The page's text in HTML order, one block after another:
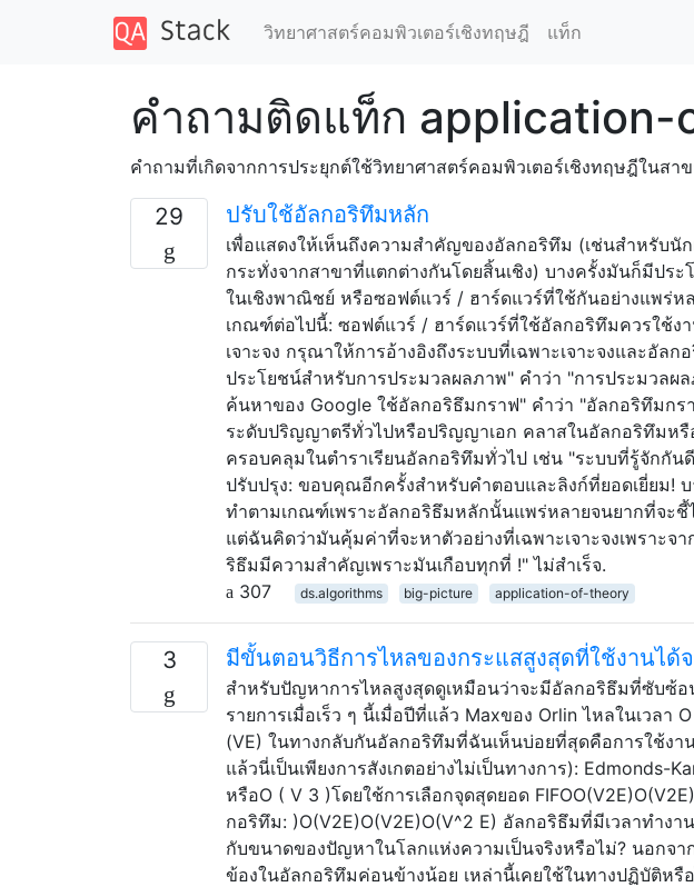
วิทยาศาสตร์คอมพิวเตอร์เชิงทฤษฎี แท็ก
คำถามติดแท็ก
คำถามที่เกิดจากการประยุกต์ใช้วิทยาศาสตร์คอมพิวเตอร์เชิงทฤษฎีในส
29 ปรับใช้อัลกอริทึมหลัก
เพื่อแสดงให้เห็นถึงความสำคัญของอัลกอริทึม (เช่นสำหรับนั
กระทั่งจากสาขาที่แตกต่างกันโดยสิ้นเชิง) บางครั้งมันก็มีปร
ในเชิงพาณิชย์ หรือซอฟต์แวร์ / ฮาร์ดแวร์ที่ใช้กันอย่างแพร่ห
เกณฑ์ต่อไปนี้: ซอฟต์แวร์ / ฮาร์ดแวร์ที่ใช้อัลกอริทึมควรใช้ง
เจาะจง กรุณาให้การอ้างอิงถึงระบบที่เฉพาะเจาะจงและอัล
ประโยชน์สำหรับการประมวลผลภาพ" คำว่า "การประมวลผล
ค้นหาของ Google ใช้อัลกอริธึมกราฟ" คำว่า "อัลกอริทึมก
ระดับปริญญาตรีทั่วไปหรือปริญญาเอก คลาสในอัลกอริทึมหรื
ครอบคลุมในตำราเรียนอัลกอริทึมทั่วไป เช่น "ระบบที่รู้จักกั
ปรับปรุง: ขอบคุณอีกครั้งสำหรับคำตอบและลิงก์ที่ยอดเยี่ยม!
ทำตามเกณฑ์เพราะอัลกอริธึมหลักนั้นแพร่หลายจนยากที่จะชี้
แต่ฉันคิดว่ามันคุ้มค่าที่จะหาตัวอย่างที่เฉพาะเจาะจงเพราะ
ริธึมมีความสำคัญเพราะมันเกือบทุกที่ !" ไม่สำเร็จ.
307
ds.algorithms big-picture application-of-theory
3 มีขั้นตอนวิธีการไหลของกระแสสูงสุดที่ใช้งานได้
สำหรับปัญหาการไหลสูงสุดดูเหมือนว่าจะมีอัลกอริธึมที่ซับซ้
รายการเมื่อเร็ว ๆ นี้เมื่อปีที่แล้ว Maxของ Orlin ไหลในเวล
(VE) ในทางกลับกันอัลกอริทึมที่ฉันเห็นบ่อยที่สุดคือการใช้งา
แล้วนี่เป็นเพียงการสังเกตอย่างไม่เป็นทางการ): Edmonds-
หรือO ( V 3 )โดยใช้การเลือกจุดสุดยอด
กอริทึม: )O(V2E)O(V2E)O(V^2 E) อัลกอริธึมที่มีเวลาทำง
กับขนาดของปัญหาในโลกแห่งความเป็นจริงหรือไม่? นอกจ
ข้องในอัลกอริทึมค่อนข้างน้อย เหล่านี้เคยใช้ในทางปฏิบัติห